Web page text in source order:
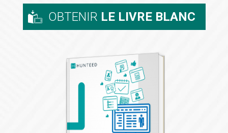
OBTENIR LE LIVRE BLANC